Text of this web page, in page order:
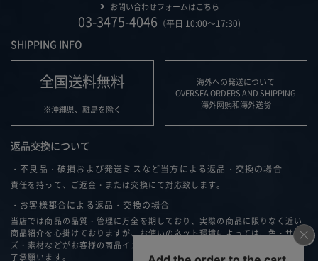
お問い合わせフォームはこちら
03-3475-4046 （平日 10:00～17:30)
SHIPPING INFO
全国送料無料
※沖縄県、離島を除く
海外への発送について
OVERSEA ORDERS AND SHIPPING
海外网购和海外送货
返品交換について
・不良品・破損および発送ミスなど当方による返品・交換の場合
責任を持って、ご返金・または交換にて対応致します。
・お客様都合による返品・交換の場合
当店では商品の品質・管理に万全を期しており、実際の商品に限りなく近い
商品紹介を心掛けておりますが、お使いのネット環境によっては、色・サイ
ズ・素材などがお客様の商品イメージと異なる可能性もございますこと、ご
了承願います。